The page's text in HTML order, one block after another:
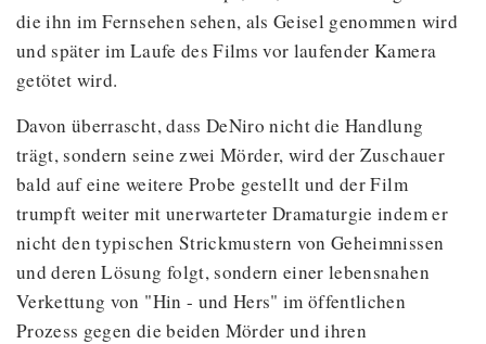
die ihn im Fernsehen sehen, als Geisel genommen wird
und später im Laufe des Films vor laufender Kamera
getötet wird.
Davon überrascht, dass DeNiro nicht die Handlung
trägt, sondern seine zwei Mörder, wird der Zuschauer
bald auf eine weitere Probe gestellt und der Film
trumpft weiter mit unerwarteter Dramaturgie indem er
nicht den typischen Strickmustern von Geheimnissen
und deren Lösung folgt, sondern einer lebensnahen
Verkettung von "Hin - und Hers" im öffentlichen
Prozess gegen die beiden Mörder und ihren